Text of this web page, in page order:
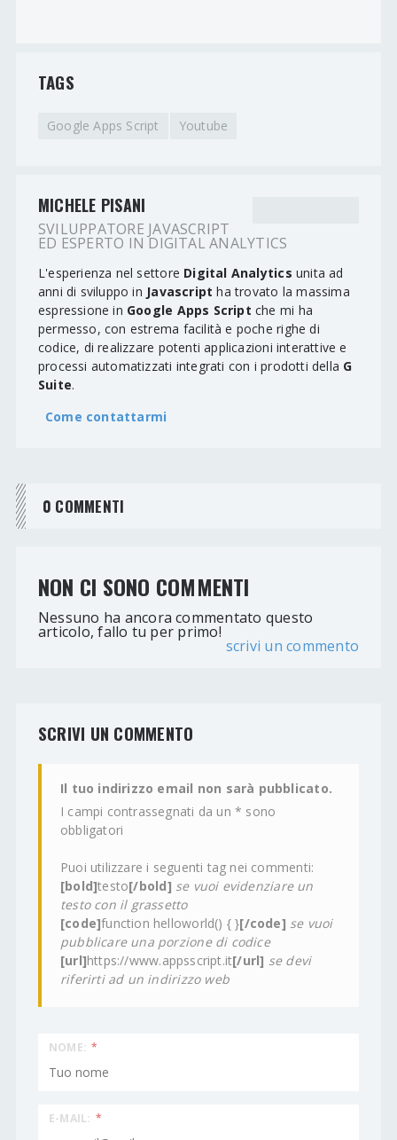
TAGS
Google Apps Script Youtube
MICHELE PISANI
SVILUPPATORE JAVASCRIPT
ED ESPERTO IN DIGITAL ANALYTICS
L'esperienza nel settore Digital Analytics unita ad
anni di sviluppo in Javascript ha trovato la massima
espressione in Google Apps Script che mi ha
permesso, con estrema facilità e poche righe di
codice, di realizzare potenti applicazioni interattive e
processi automatizzati integrati con i prodotti della G
Suite.
Come contattarmi
0 COMMENTI
NON CI SONO COMMENTI
Nessuno ha ancora commentato questo
articolo, fallo tu per primo!
scrivi un commento
SCRIVI UN COMMENTO
Il tuo indirizzo email non sarà pubblicato.
I campi contrassegnati da un * sono
obbligatori
Puoi utilizzare i seguenti tag nei commenti:
[bold]testo[/bold] se vuoi evidenziare un
testo con il grassetto
[code]function helloworld() { }[/code] se vuoi
pubblicare una porzione di codice
[url]https://www.appsscript.it[/url] se devi
riferirti ad un indirizzo web
NOME: *
E-MAIL: *